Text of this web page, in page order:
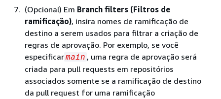
(Opcional) Em Branch filters (Filtros de
ramificação), insira nomes de ramificação de
destino a serem usados para filtrar a criação de
regras de aprovação. Por exemplo, se você
especificarmain , uma regra de aprovação será
criada para pull requests em repositórios
associados somente se a ramificação de destino
da pull request for uma ramificação